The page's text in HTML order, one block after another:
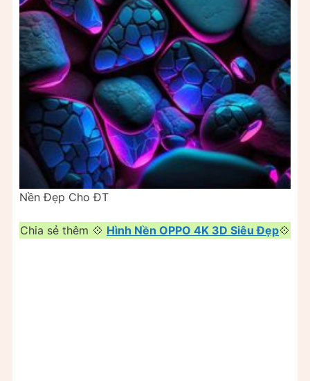
Nền Đẹp Cho ĐT
Chia sẻ thêm 💠 Hình Nền OPPO 4K 3D Siêu Đẹp💠